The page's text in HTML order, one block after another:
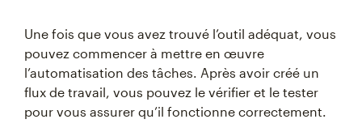
Une fois que vous avez trouvé l’outil adéquat, vous
pouvez commencer à mettre en œuvre
l’automatisation des tâches. Après avoir créé un
flux de travail, vous pouvez le vérifier et le tester
pour vous assurer qu’il fonctionne correctement.